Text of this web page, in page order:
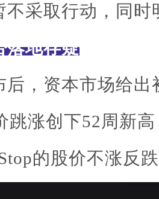
不采取行动，同
落地存疑
后，资本市场给
跳涨创下52周新
的股价不涨反